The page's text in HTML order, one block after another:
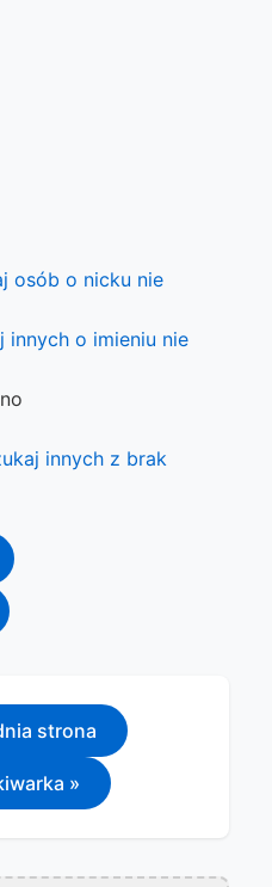
osób o nicku nie
innych o imieniu nie
innych z brak
strona
»